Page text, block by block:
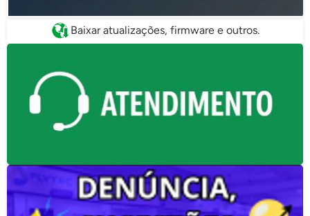
Baixar atualizações, firmware e outros.